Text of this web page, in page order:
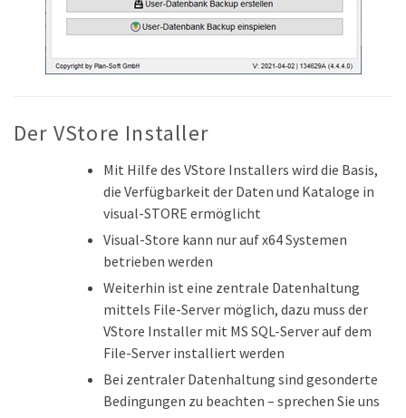
Der VStore Installer
Mit Hilfe des VStore Installers wird die Basis,
die Verfügbarkeit der Daten und Kataloge in
visual-STORE ermöglicht
Visual-Store kann nur auf x64 Systemen
betrieben werden
Weiterhin ist eine zentrale Datenhaltung
mittels File-Server möglich, dazu muss der
VStore Installer mit MS SQL-Server auf dem
File-Server installiert werden
Bei zentraler Datenhaltung sind gesonderte
Bedingungen zu beachten – sprechen Sie uns